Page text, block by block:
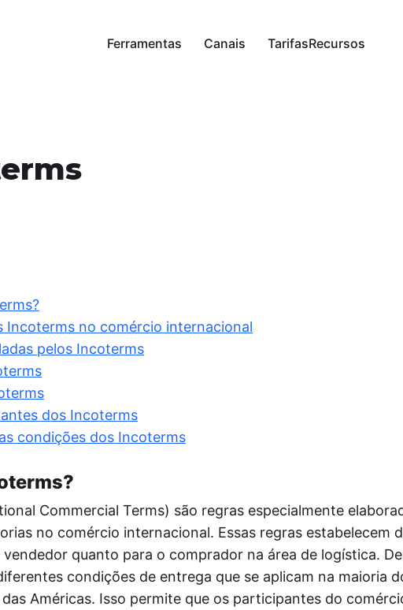
Ferramentas
engajamento do público.
Repostador
A IA ajuda os profissionais de marketing a
Canais TarifasRecursos
Incoterms no comércio internacional
pelos Incoterms
dos Incoterms
condições dos Incoterms
Commercial Terms) são regras especialmente
no comércio internacional. Essas regras estabelecem
quanto para o comprador na área de logística.
condições de entrega que se aplicam na maioria
das Américas. Isso permite que os participantes do